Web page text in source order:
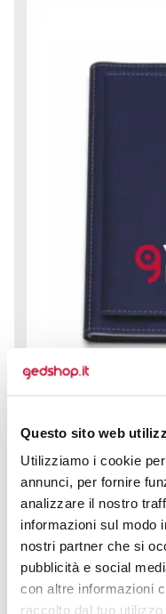
Questo sito web
Utilizziamo i cookie
annunci, per fornire
analizzare il nostro
informazioni sul modo
nostri partner che si
pubblicità e social
con altre informazioni
raccolto dal tuo
interni porta card,
calamitata Interno